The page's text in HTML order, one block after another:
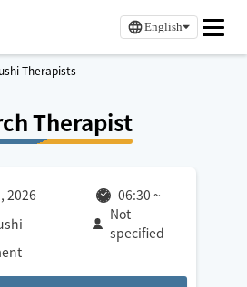
English
Therapists
Therapist
2026 06:30 ~
Not
specified